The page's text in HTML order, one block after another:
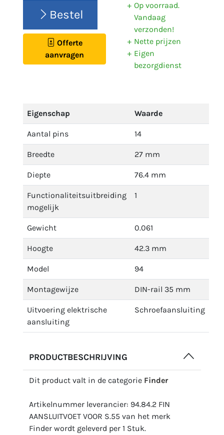
Bestel
Offerte
aanvragen
Op voorraad.
Vandaag
verzonden!
Nette prijzen
Eigen
bezorgdienst
Eigenschap Waarde
Aantal pins 14
Breedte 27 mm
Diepte 76.4 mm
Functionaliteitsuitbreiding
mogelijk
1
Gewicht 0.061
Hoogte 42.3 mm
Model 94
Montagewijze DIN-rail 35 mm
Uitvoering elektrische
aansluiting
Schroefaansluiting
PRODUCTBESCHRIJVING
Dit product valt in de categorie Finder
Artikelnummer leverancier: 94.84.2 FIN
AANSLUITVOET VOOR S.55 van het merk
Finder wordt geleverd per 1 Stuk.